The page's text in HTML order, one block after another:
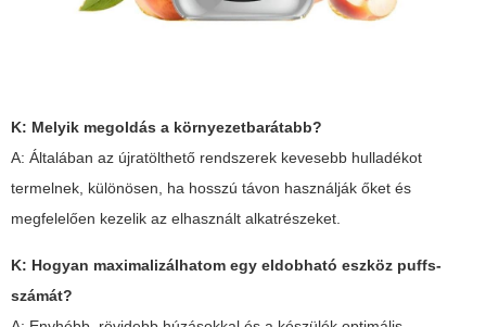
K: Melyik megoldás a környezetbarátabb?
A: Általában az újratölthető rendszerek kevesebb hulladékot
termelnek, különösen, ha hosszú távon használják őket és
megfelelően kezelik az elhasznált alkatrészeket.
K: Hogyan maximalizálhatom egy eldobható eszköz puffs-
számát?